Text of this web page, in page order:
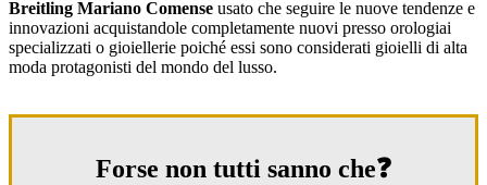
Breitling Mariano Comense usato che seguire le nuove tendenze e
innovazioni acquistandole completamente nuovi presso orologiai
specializzati o gioiellerie poiché essi sono considerati gioielli di alta
moda protagonisti del mondo del lusso.
Forse non tutti sanno che❓